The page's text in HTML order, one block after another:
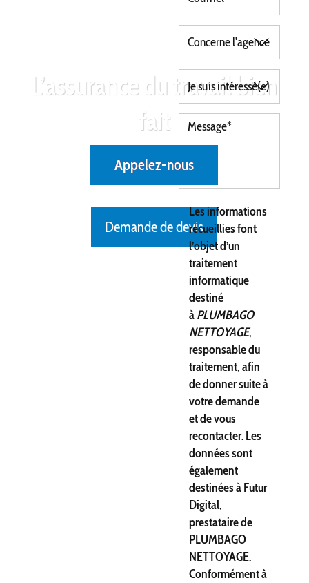
L’assurance du travail bien
fait
Appelez-nous
Demande de devis
Les informations
recueillies font
l’objet d’un
traitement
informatique
destiné
àPLUMBAGO
NETTOYAGE,
responsable du
traitement, afin
de donner suite à
votre demande
et de vous
recontacter. Les
données sont
également
destinées à Futur
Digital,
prestataire de
PLUMBAGO
NETTOYAGE.
Conformément à